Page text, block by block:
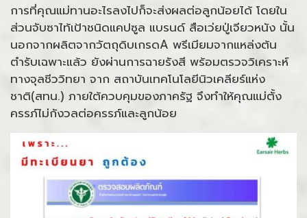
การที่คุณแม่ทานอะไรลงไปก็จะส่งผลต่อลูกน้อยได้ โดยใน
ส่วนจับซาไท้เป้าชนิดแคปซูล แบรนด์ สือเว่ยปู่เจียวหนัง นั้น
นอกจากผลิตจากวัตถุดิบเกรดA พรีเมียมจากแหล่งต้น
ตำรับเฉพาะแล้ว ยังผ่านการฉายรังสี พร้อมตรวจวิเคราะห์
ทางจุลชีววิทยา จาก สถาบันเทคโนโลยีนิวเคลียร์แห่ง
ชาติ(สทน.) ภายใต้ควบคุมของภาครัฐ จึงทำให้คุณแม่ตั้ง
ครรภ์ไม่กังวลต่อครรภ์และลูกน้อย